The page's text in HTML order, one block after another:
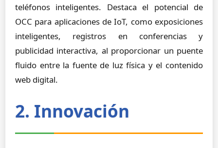
teléfonos inteligentes. Destaca el potencial de
OCC para aplicaciones de IoT, como exposiciones
inteligentes, registros en conferencias y
publicidad interactiva, al proporcionar un puente
fluido entre la fuente de luz física y el contenido
web digital.
2. Innovación